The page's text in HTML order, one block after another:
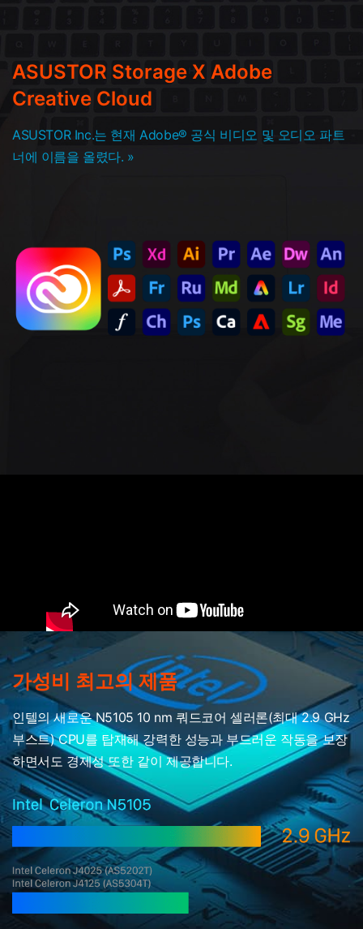
ASUSTOR Storage X Adobe
Creative Cloud
ASUSTOR Inc.는 현재 Adobe® 공식 비디오 및 오디오 파트
너에 이름을 올렸다. »
가성비 최고의 제품
인텔의 새로운 N5105 10 nm 쿼드코어 셀러론(최대 2.9 GHz
부스트) CPU를 탑재해 강력한 성능과 부드러운 작동을 보장
하면서도 경제성 또한 같이 제공합니다.